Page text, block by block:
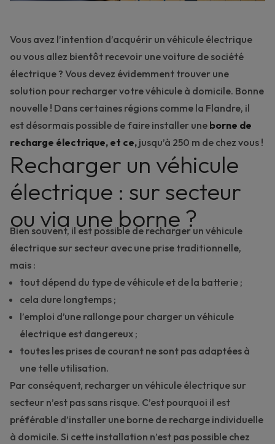
Vous avez l’intention d’acquérir un véhicule électrique
ou vous allez bientôt recevoir unevoiture de société
électrique ? Vous devez évidemment trouver une
solution pour recharger votre véhicule à domicile. Bonne
nouvelle ! Dans certaines régions comme la Flandre, il
est désormais possible de faire installer une borne de
recharge électrique, et ce, jusqu’à 250 m de chez vous !
Recharger un véhicule
électrique : sur secteur
ou via une borne ?
Bien souvent, il est possible de recharger un véhicule
électrique sur secteur avec une prise traditionnelle,
mais :
tout dépend du type de véhicule et de la batterie ;
cela dure longtemps ;
l’emploi d’une rallonge pour charger un véhicule
électrique est dangereux ;
toutes les prises de courant ne sont pas adaptées à
une telle utilisation.
Par conséquent, recharger un véhicule électrique sur
secteur n’est pas sans risque. C’est pourquoi il est
préférable d’installer une borne de recharge individuelle
à domicile. Si cette installation n’est pas possible chez